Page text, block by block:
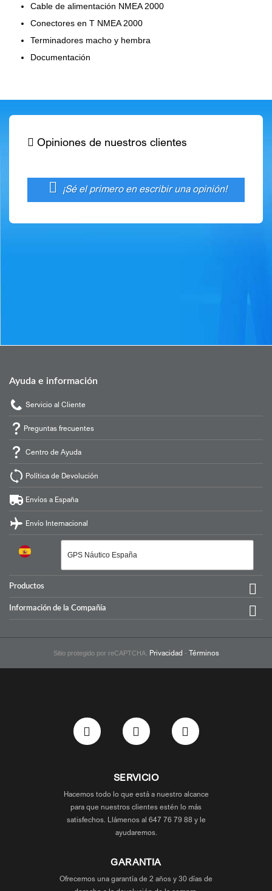
Cable de alimentación NMEA 2000
Conectores en T NMEA 2000
Terminadores macho y hembra
Documentación
Opiniones de nuestros clientes
 ¡Sé el primero en escribir una opinión!
Ayuda e información
Servicio al Cliente
Preguntas frecuentes
Centro de Ayuda
Política de Devolución
Envíos a España
Envío Internacional
Productos 
Información de la Compañía 
Sitio protegido por reCAPTCHA. Privacidad - Términos
SERVICIO
Hacemos todo lo que está a nuestro alcance
para que nuestros clientes estén lo más
satisfechos. Llámenos al 647 76 79 88 y le
ayudaremos.
GARANTIA
Ofrecemos una garantía de 2 años y 30 días de